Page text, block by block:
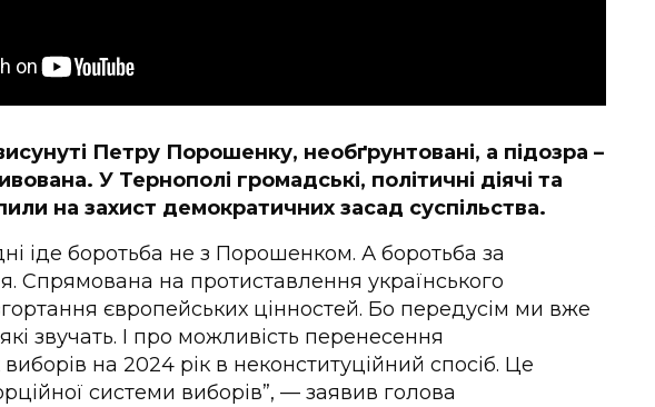
Петру Порошенку, необґрунтовані, а підозра –
У Тернополі громадські, політичні діячі та
на захист демократичних засад суспільства.
іде боротьба не з Порошенком. А боротьба за
Спрямована на протиставлення українського
європейських цінностей. Бо передусім ми вже
звучать. І про можливість перенесення
на 2024 рік в неконституційний спосіб. Це
системи виборів”, — заявив голова